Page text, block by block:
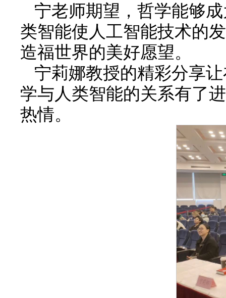
宁老师期望，哲学能够
类智能使人工智能技术的
造福世界的美好愿望。
宁莉娜教授的精彩分享
学与人类智能的关系有了
热情。